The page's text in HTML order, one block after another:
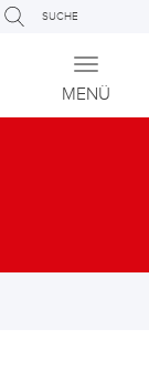
SUCHE
Toggle
MENÜ